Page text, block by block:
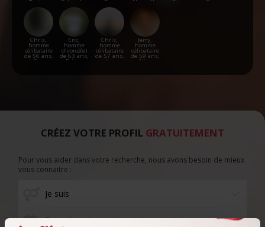
Toulon Salon-de-
Provence
Gap Marseille Seyne Orange
Chris,
homme
célibataire
de 56 ans,
Gap
Eric,
homme
divorcé(e)
de 63 ans,
Fréjus
Chris,
homme
célibataire
de 57 ans,
Apt
Jerry,
homme
célibataire
de 59 ans,
Nice
CRÉEZ VOTRE PROFIL GRATUITEMENT
Pour vous aider dans votre recherche, nous avons besoin de mieux
vous connaitre :
Date de naissance